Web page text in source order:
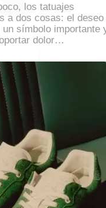
los tatuajes
a dos cosas: el deseo
símbolo importante
dolor…